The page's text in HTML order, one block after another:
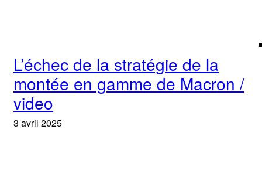
L’échec de la stratégie de la
montée en gamme de Macron /
video
3 avril 2025